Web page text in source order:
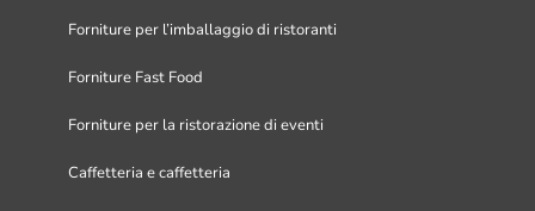
Forniture per l’imballaggio di ristoranti
Forniture Fast Food
Forniture per la ristorazione di eventi
Caffetteria e caffetteria